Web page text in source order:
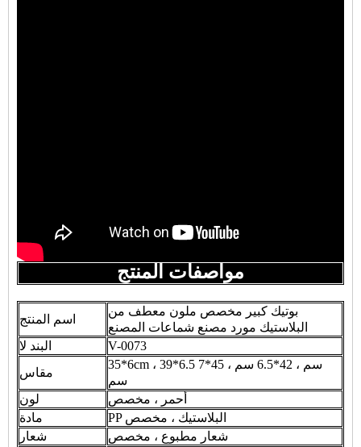
مواصفات المنتج
اسم المنتج
بوتيك كبير مخصص ملون معطف من
البلاستيك مورد مصنع شماعات المصنع
البند لا
V-0073
مقاس
35*6cm ، 39*6.5 سم ، 42*6.5 سم ، 45*7
سم
لون
أحمر ، مخصص
مادة
PP البلاستيك ، مخصص
شعار
شعار مطبوع ، مخصص